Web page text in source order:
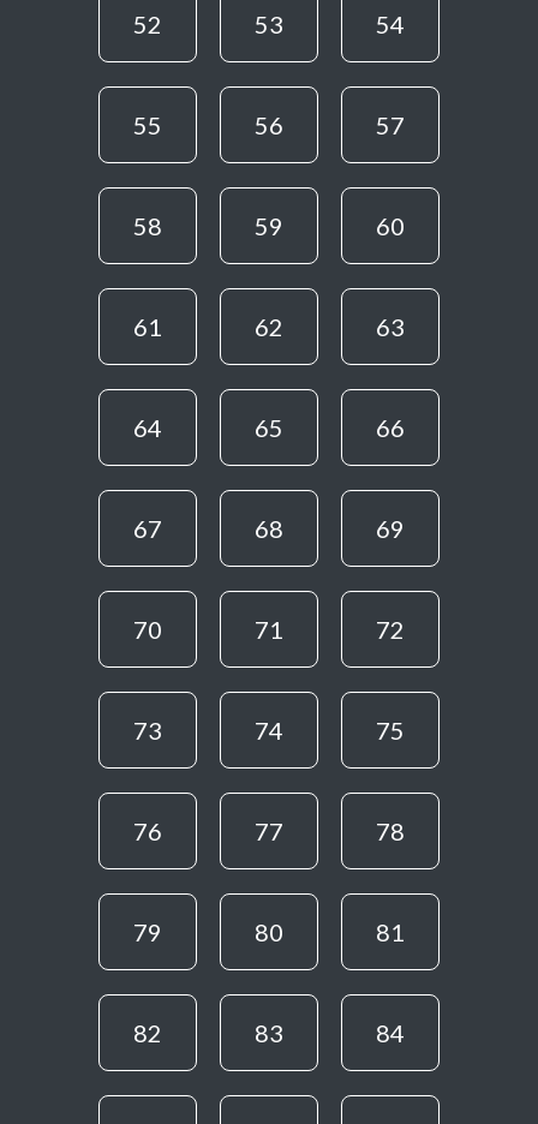
52 53 54
55 56 57
58 59 60
61 62 63
64 65 66
67 68 69
70 71 72
73 74 75
76 77 78
79 80 81
82 83 84